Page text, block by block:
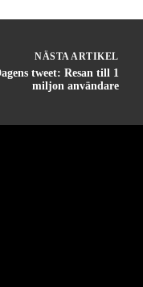
NÄSTA ARTIKEL
tweet: Resan till 1
miljon användare